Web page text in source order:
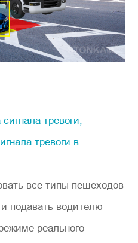
тревоги,
тревоги в
все типы пешеходов
подавать водителю
реального